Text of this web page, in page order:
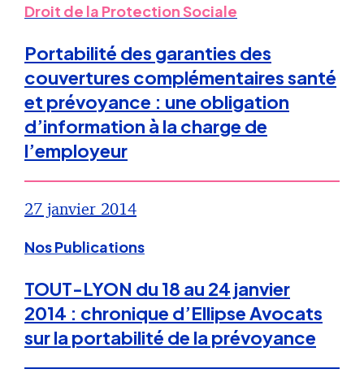
Droit de la Protection Sociale
Portabilité des garanties des
couvertures complémentaires santé
et prévoyance : une obligation
d’information à la charge de
l’employeur
27 janvier 2014
Nos Publications
TOUT-LYON du 18 au 24 janvier
2014 : chronique d’Ellipse Avocats
sur la portabilité de la prévoyance